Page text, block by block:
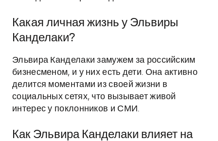
Какая личная жизнь у Эльвиры
Канделаки?
Эльвира Канделаки замужем за российским
бизнесменом, и у них есть дети. Она активно
делится моментами из своей жизни в
социальных сетях, что вызывает живой
интерес у поклонников и СМИ.
Как Эльвира Канделаки влияет на